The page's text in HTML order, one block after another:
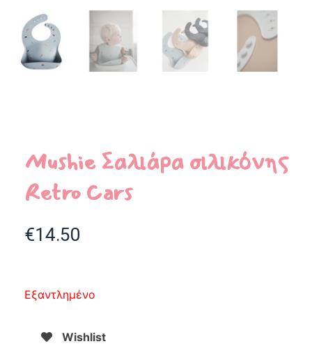
Mushie Σαλιάρα σιλικόνης
Retro Cars
€14.50
Εξαντλημένο
Wishlist